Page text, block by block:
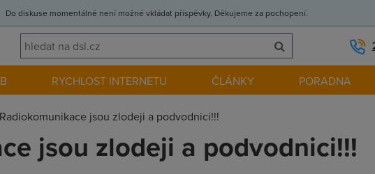
Do diskuse momentálně není možné vkládat příspěvky. Děkujeme za pochopení.
RYCHLOST INTERNETU ČLÁNKY PORADNA
Radiokomunikace jsou zlodeji a podvodnici!!!
jsou zlodeji a podvodnici!!!